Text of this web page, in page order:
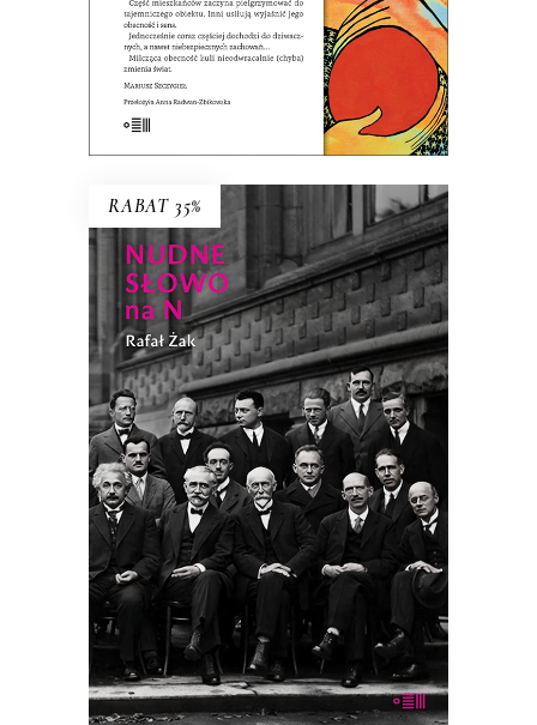
E-BOOK DO KOSZYKA
RABAT 35%
E-BOOK DO KOSZYKA
NUDNE SŁOWO NA N
Ilu trzeba fizyków teoretycznych do
otwarcia butelki wina bez korkociągu?
59.90zł 38.94 zł
KSIĄŻKA DO KOSZYKA